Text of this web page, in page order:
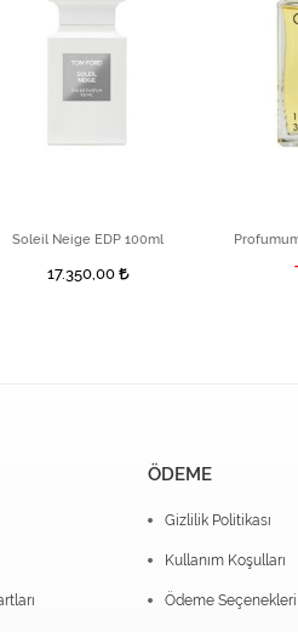
Soleil Neige EDP 100ml
17.350,00
ÖDEME
Gizlilik Politikası
Kullanım Koşulları
Ödeme Seçenekleri